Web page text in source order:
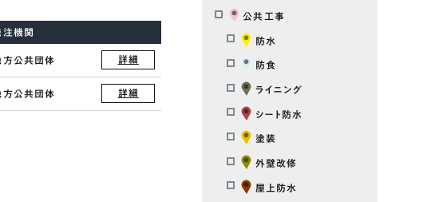
注機関
方公共団体 詳細
方公共団体 詳細
公共工事
防水
防食
ライニング
シート防水
塗装
外壁改修
屋上防水